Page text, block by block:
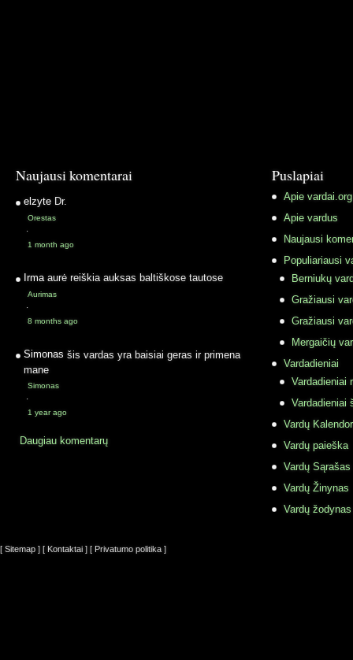
Naujausi komentarai
elzyte Dr.
Orestas
·
1 month ago
Irma aurė reiškia auksas baltiškose tautose
Aurimas
·
8 months ago
Simonas šis vardas yra baisiai geras ir primena
mane
Simonas
·
1 year ago
Daugiau komentarų
Puslapiai
Apie vardai.org
Apie vardus
Naujausi
Populiariausi
Berniukų
Gražiausi
Gražiausi
Mergaičių
Vardadieniai
Vardadieniai
Vardadieniai
Vardų
Vardų paieška
Vardų Sąrašas
Vardų Žinynas
Vardų
[ Sitemap ] [ Kontaktai ] [ Privatumo politika ]